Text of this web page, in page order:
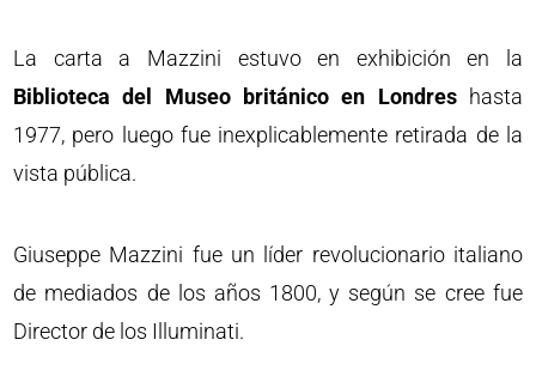
La carta a Mazzini estuvo en exhibición en la
Biblioteca del Museo británico en Londreshasta
1977, pero luego fue inexplicablemente retirada de la
vista pública.
Giuseppe Mazzini fue un líder revolucionario italiano
de mediados de los años 1800, y según se cree fue
Director de los Illuminati.